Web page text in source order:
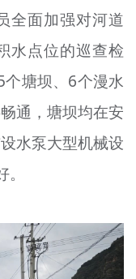
全面加强对河道
水点位的巡查检
塘坝、6个漫水
通，塘坝均在安
水泵大型机械设